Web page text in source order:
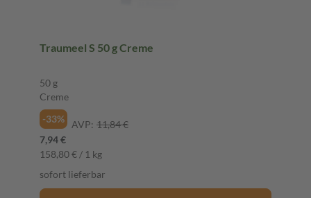
Traumeel S 50 g Creme
50 g
Creme
-33%
AVP: 11,84 €
7,94 €
158,80 € / 1 kg
sofort lieferbar